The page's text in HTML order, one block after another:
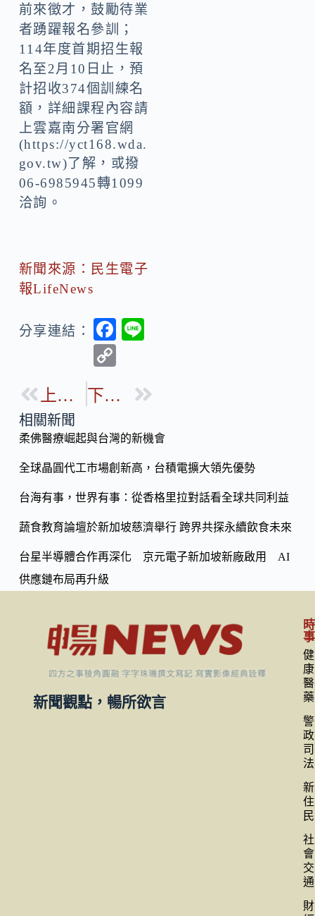
前來徵才，鼓勵待業
者踴躍報名參訓；
114年度首期招生報
名至2月10日止，預
計招收374個訓練名
額，詳細課程內容請
上雲嘉南分署官網
(https://yct168.wda.
gov.tw)了解，或撥
06-6985945轉1099
洽詢。
新聞來源：民生電子
報LifeNews
分享連結：
F
b
o
k
p
Li
n
k
上一篇 下一篇
相關新聞
柔佛醫療崛起與台灣的新機會
全球晶圓代工市場創新高，台積電擴大領先優勢
台海有事，世界有事：從香格里拉對話看全球共同利益
蔬食教育論壇於新加坡慈濟舉行 跨界共探永續飲食未來
台星半導體合作再深化 京元電子新加坡新廠啟用 AI
供應鏈布局再升級
新聞觀點，暢所欲言
時
事
健
康
醫
藥
警
政
司
法
新
住
民
社
會
交
通
財